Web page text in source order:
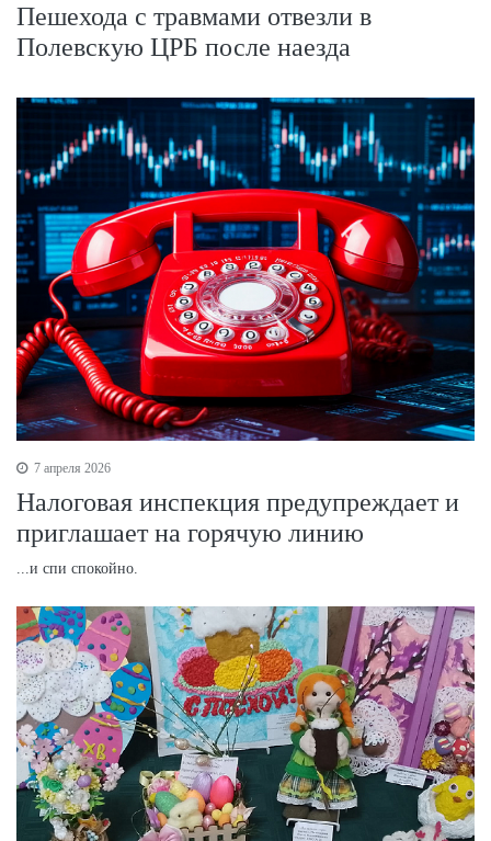
Пешехода с травмами отвезли в
Полевскую ЦРБ после наезда
7 апреля 2026
Налоговая инспекция предупреждает и
приглашает на горячую линию
...и спи спокойно.